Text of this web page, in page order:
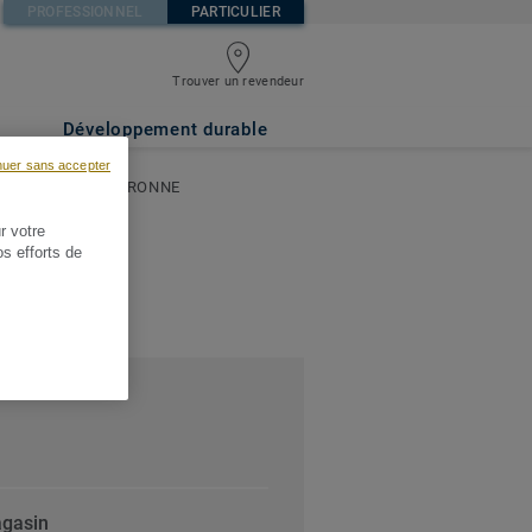
PROFESSIONNEL PARTICULIER
Trouver un revendeur
Développement durable
- LA COURONNE
votre
efforts de
sans accepter